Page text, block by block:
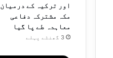
اور ترکیہ کے درمیان
مکہ مشترکہ دفاعی
معاہدہ طے پا گیا
3 گھنٹے پہلے